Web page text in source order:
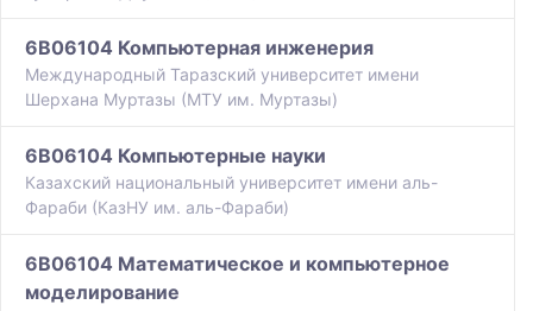
6B06104 Компьютерная инженерия
Международный Таразский университет имени
Шерхана Муртазы (МТУ им. Муртазы)
6B06104 Компьютерные науки
Казахский национальный университет имени аль-
Фараби (КазНУ им. аль-Фараби)
6B06104 Математическое и компьютерное
моделирование